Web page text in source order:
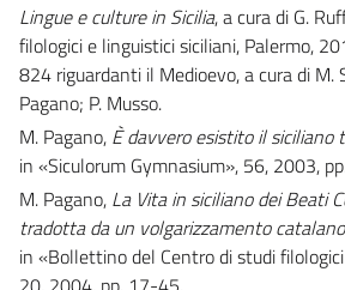
Lingue e culture in Sicilia, a cura di G.
filologici e linguistici siciliani, Palermo,
824 riguardanti il Medioevo, a cura di M.
Pagano; P. Musso.
M. Pagano, È davvero esistito il
in «Siculorum Gymnasium», 56, 2003,
M. Pagano, La Vita in siciliano dei Beati
tradotta da un volgarizzamento
in «Bollettino del Centro di studi